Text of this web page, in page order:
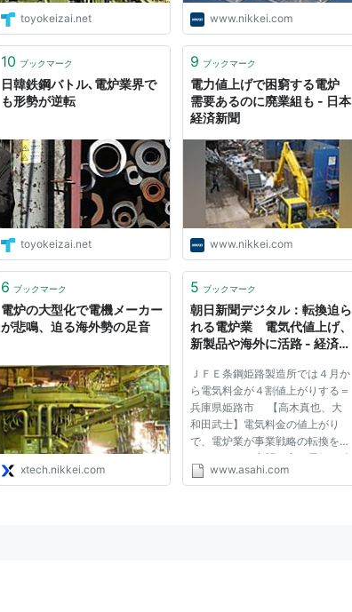
toyokeizai.net www.nikkei.com
10 ブックマーク
日韓鉄鋼バトル､電炉業界で
も形勢が逆転
toyokeizai.net
9 ブックマーク
電力値上げで困窮する電炉
需要あるのに廃業組も - 日本
経済新聞
www.nikkei.com
6 ブックマーク
電炉の大型化で電機メーカー
が悲鳴、迫る海外勢の足音
xtech.nikkei.com
5 ブックマーク
朝日新聞デジタル：転換迫ら
れる電炉業 電気代値上げ、
新製品や海外に活路 - 経済・
ＪＦＥ条鋼姫路製造所では４月か
ら電気料金が４割値上がりする＝
兵庫県姫路市 【高木真也、大
和田武士】電気料金の値上がり
で、電炉業が事業戦略の転換を迫
られている。夜間の安い電気で鉄
くずを溶かして鋼材をつくるビジ
www.asahi.com